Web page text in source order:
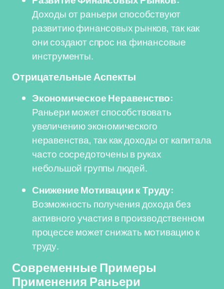
Доходы от раньери способствуют
развитию финансовых рынков, так как
они создают спрос на финансовые
инструменты.
Отрицательные Аспекты
Экономическое Неравенство:
Раньери может способствовать
увеличению экономического
неравенства, так как доходы от капитала
часто сосредоточены в руках
небольшой группы людей.
Снижение Мотивации к Труду:
Возможность получения дохода без
активного участия в производственном
процессе может снижать мотивацию к
труду.
Современные Примеры
Применения Раньери